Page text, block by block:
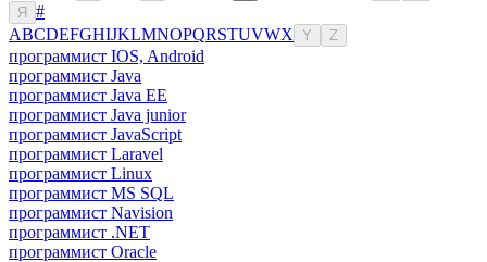
Я
#
ABCDEFGHIJKLMNOPQRSTUVWX Y Z
программист IOS, Android
программист Java
программист Java EE
программист Java junior
программист JavaScript
программист Laravel
программист Linux
программист MS SQL
программист Navision
программист .NET
программист Oracle